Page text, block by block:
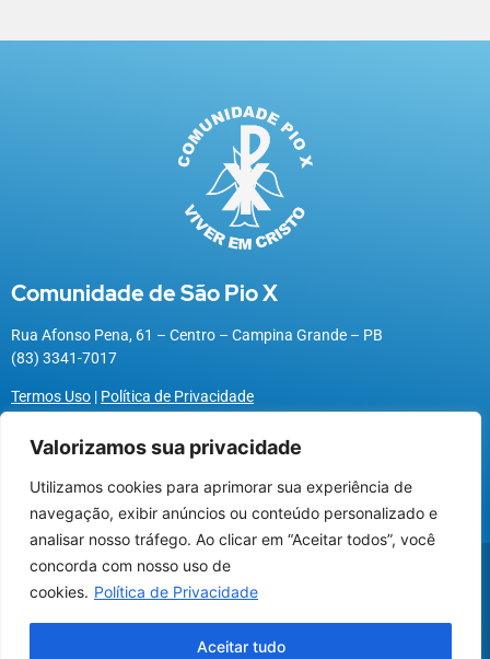
Utilizamos cookies para oferecer melhor
experiência, melhorar o desempenho, analisar
como você interage em nosso site e
personalizar conteúdo.
Valorizamos sua privacidade
Utilizamos cookies para aprimorar sua experiência de
navegação, exibir anúncios ou conteúdo personalizado e
analisar nosso tráfego. Ao clicar em “Aceitar todos”, você
concorda com nosso uso de
cookies. Política de Privacidade
Aceitar tudo
Comunidade de São Pio X
Rua Afonso Pena, 61 – Centro – Campina Grande – PB
(83) 3341-7017
Termos Uso | Política de Privacidade
@2026 Associação Carismática Católica São Pio X
Desenvolvido pelaROX